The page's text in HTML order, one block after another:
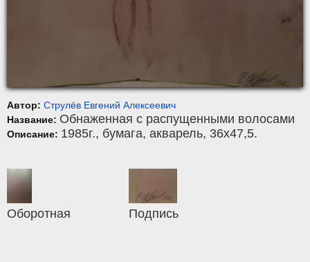
Автор: Струлёв Евгений Алексеевич
Название: Обнаженная с распущенными волосами
Описание: 1985г., бумага, акварель, 36x47,5.
Оборотная Подпись